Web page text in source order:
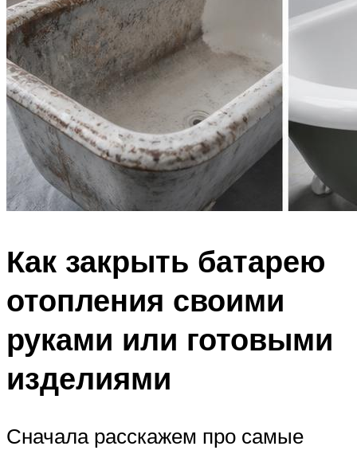
Как закрыть батарею
отопления своими
руками или готовыми
изделиями
Сначала расскажем про самые